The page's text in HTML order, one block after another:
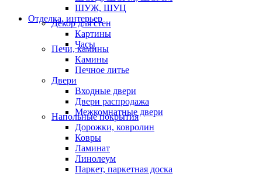
ШУЖ, ШУЦ
Отделка, интерьер
Декор для стен
Картины
Часы
Печи, камины
Камины
Печное литье
Двери
Входные двери
Двери распродажа
Межкомнатные двери
Напольные покрытия
Дорожки, ковролин
Ковры
Ламинат
Линолеум
Паркет, паркетная доска